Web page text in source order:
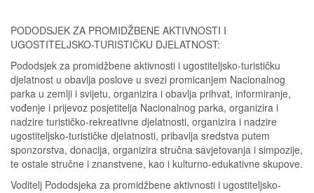
PODODSJEK ZA PROMIDŽBENE AKTIVNOSTI I
UGOSTITELJSKO-TURISTIČKU DJELATNOST:
Pododsjek za promidžbene aktivnosti i ugostiteljsko-turističku
djelatnost u obavlja poslove u svezi promicanjem Nacionalnog
parka u zemlji i svijetu, organizira i obavlja prihvat, informiranje,
vođenje i prijevoz posjetitelja Nacionalnog parka, organizira i
nadzire turističko-rekreativne djelatnosti, organizira i nadzire
ugostiteljsko-turističke djelatnosti, pribavlja sredstva putem
sponzorstva, donacija, organizira stručna savjetovanja i simpozije,
te ostale stručne i znanstvene, kao i kulturno-edukativne skupove.
Voditelj Pododsjeka za promidžbene aktivnosti i ugostiteljsko-